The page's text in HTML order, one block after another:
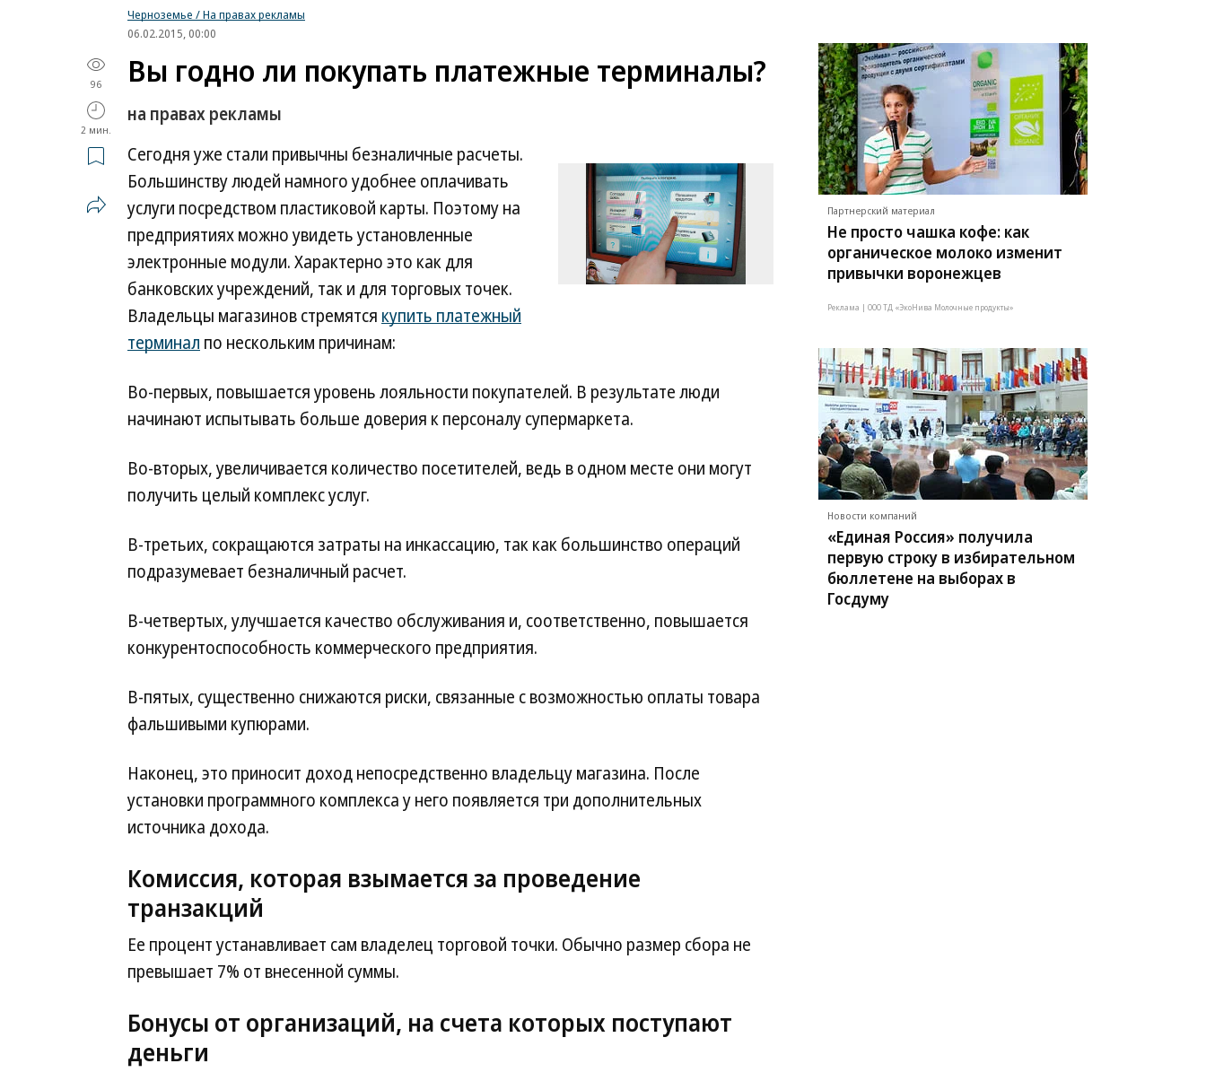
Черноземье / На правах рекламы
06.02.2015, 00:00
96
2 мин.
Вы годно ли покупать платежные терминалы?
на правах рекламы
Сегодня уже стали привычны безналичные расчеты.
Большинству людей намного удобнее оплачивать
услуги посредством пластиковой карты. Поэтому на
предприятиях можно увидеть установленные
электронные модули. Характерно это как для
банковских учреждений, так и для торговых точек.
Владельцы магазинов стремятся купить платежный
терминал по нескольким причинам:
Во-первых, повышается уровень лояльности покупателей. В результате люди
начинают испытывать больше доверия к персоналу супермаркета.
Во-вторых, увеличивается количество посетителей, ведь в одном месте они могут
получить целый комплекс услуг.
В-третьих, сокращаются затраты на инкассацию, так как большинство операций
подразумевает безналичный расчет.
В-четвертых, улучшается качество обслуживания и, соответственно, повышается
конкурентоспособность коммерческого предприятия.
В-пятых, существенно снижаются риски, связанные с возможностью оплаты товара
фальшивыми купюрами.
Наконец, это приносит доход непосредственно владельцу магазина. После
установки программного комплекса у него появляется три дополнительных
источника дохода.
Комиссия, которая взымается за проведение
транзакций
Ее процент устанавливает сам владелец торговой точки. Обычно размер сбора не
превышает 7% от внесенной суммы.
Бонусы от организаций, на счета которых поступают
деньги
Партнерский материал
Не просто чашка кофе: как
органическое молоко изменит
привычки воронежцев
Реклама | ООО ТД «ЭкоНива Молочные продукты»
Новости компаний
«Единая Россия» получила
первую строку в избирательном
бюллетене на выборах в
Госдуму